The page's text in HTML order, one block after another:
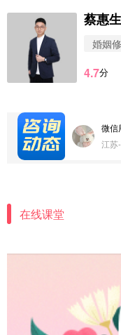
蔡惠生
婚姻
4.7分
浙江
广东
微信
微信
广
在线课堂